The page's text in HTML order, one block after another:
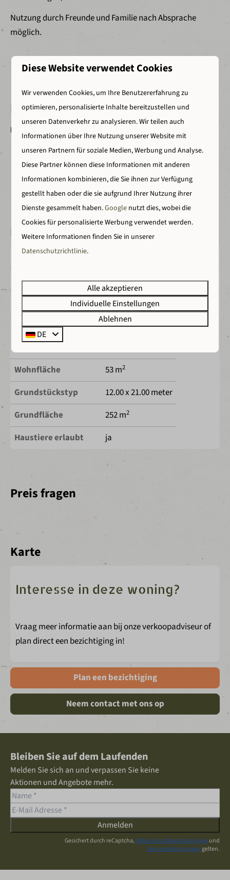
Nutzung durch Freunde und Familie nach Absprache
möglich.
📞 Interessiert oder möchten Sie einen
Besichtigungstermin vereinbaren?
📧 verkauf@wilsumerberge.de
📱 +49 5945 995580
Funktionen
Status
Anzahl Zimmer
3
Anzahl Schlafzimmer
2
Anzahl Badezimmer
1
Wohnfläche
53 m2
Grundstückstyp
12.00 x 21.00 meter
Grundfläche
252 m2
Haustiere erlaubt ja
Preis fragen
Karte
Interesse in deze woning?
Vraag meer informatie aan bij onze verkoopadviseur of
plan direct een bezichtiging in!
Plan een bezichtiging
Neem contact met ons op
Bleiben Sie auf dem Laufenden
Melden Sie sich an und verpassen Sie keine
Aktionen und Angebote mehr.
Anmelden
Gesichert durch reCaptcha,Datenschutzbestimmungen und
Servicebedingungengelten.
Diese Website verwendet Cookies
Wir verwenden Cookies, um Ihre Benutzererfahrung zu
optimieren, personalisierte Inhalte bereitzustellen und
unseren Datenverkehr zu analysieren. Wir teilen auch
Informationen über Ihre Nutzung unserer Website mit
unseren Partnern für soziale Medien, Werbung und Analyse.
Diese Partner können diese Informationen mit anderen
Informationen kombinieren, die Sie ihnen zur Verfügung
gestellt haben oder die sie aufgrund Ihrer Nutzung ihrer
Dienste gesammelt haben.Google nutzt dies, wobei die
Cookies für personalisierte Werbung verwendet werden.
Weitere Informationen finden Sie in unserer
Datenschutzrichtlinie.
Alle akzeptieren
Individuelle Einstellungen
Ablehnen
DE